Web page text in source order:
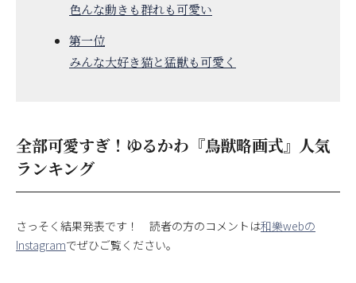
色んな動きも群れも可愛い
第一位
みんな大好き猫と猛獣も可愛く
全部可愛すぎ！ゆるかわ『鳥獣略画式』人気
ランキング
さっそく結果発表です！ 読者の方のコメントは和樂webの
Instagramでぜひご覧ください。